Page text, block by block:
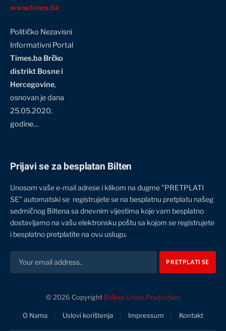
www.times.ba
Političko Nezavisni
Informativni Portal
Times.ba Brčko
distrikt Bosne i
Hercegovine,
osnovan je dana
25.05.2020.
godine…
Prijavi se za besplatan Bilten
Unosom vaše e-mail adrese i klikom na dugme "PRETPLATI
SE" automatski se registrujete se na besplatnu pretplatu našeg
sedmičnog Biltena sa dnevnim vijestima koje vam besplatno
dostavljamo na vašu elektronsku poštu sa kojom se registrujete
i besplatno pretplatite na ovu uslugu.
© 2026 Copyright Balkan Union Production
O Nama Uslovi korištenja Impressum Kontakt